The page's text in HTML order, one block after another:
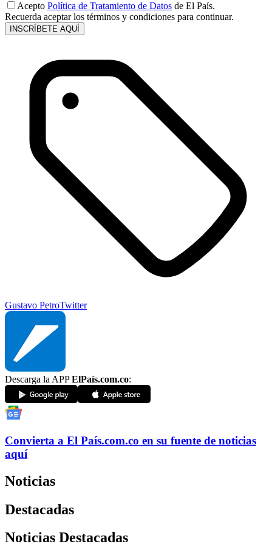
Acepto Política de Tratamiento de Datos de El País.
Recuerda aceptar los términos y condiciones para continuar.
INSCRÍBETE AQUÍ
Gustavo PetroTwitter
Descarga la APPElPaís.com.co:
Convierta a El País.com.co en su fuente de noticias
aquí
Noticias
Destacadas
Noticias Destacadas